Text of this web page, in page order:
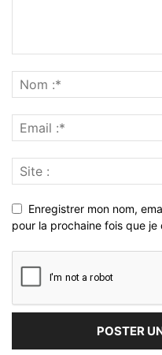
Enregistrer mon nom,
pour la prochaine fois que je